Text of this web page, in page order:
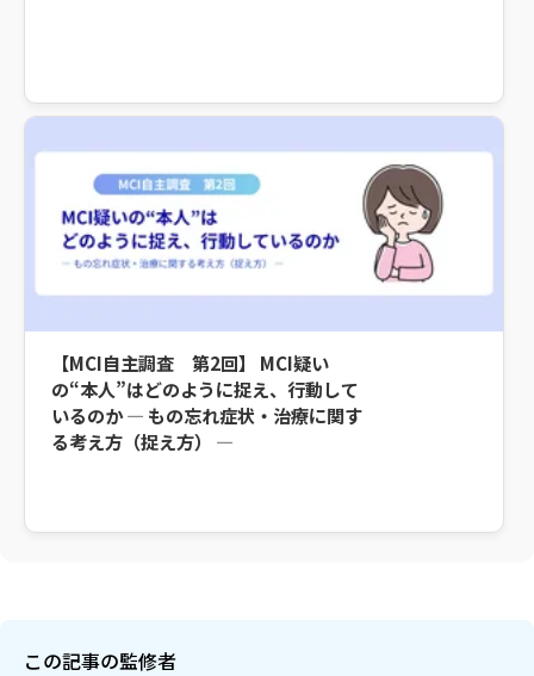
【MCI自主調査 第2回】 MCI疑い
の“本人”はどのように捉え、行動して
いるのか ― もの忘れ症状・治療に関す
る考え方（捉え方） ―
この記事の監修者